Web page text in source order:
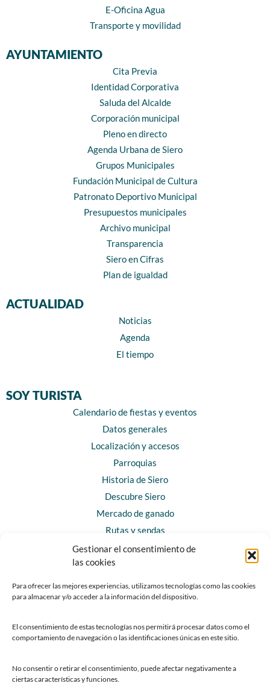
Gestionar el consentimiento de
las cookies
Para ofrecer las mejores experiencias, utilizamos tecnologías como las cookies
para almacenar y/o acceder a la información del dispositivo.
El consentimiento de estas tecnologías nos permitirá procesar datos como el
comportamiento de navegación o las identificaciones únicas en este sitio.
No consentir o retirar el consentimiento, puede afectar negativamente a
ciertas características y funciones.
E-Oficina Agua
Transporte y movilidad
AYUNTAMIENTO
Cita Previa
Identidad Corporativa
Saluda del Alcalde
Corporación municipal
Pleno en directo
Agenda Urbana de Siero
Grupos Municipales
Fundación Municipal de Cultura
Patronato Deportivo Municipal
Presupuestos municipales
Archivo municipal
Transparencia
Siero en Cifras
Plan de igualdad
ACTUALIDAD
Noticias
Agenda
El tiempo
SOY TURISTA
Calendario de fiestas y eventos
Datos generales
Localización y accesos
Parroquias
Historia de Siero
Descubre Siero
Mercado de ganado
Rutas y sendas
Horarios y contacto
Teléfonos de interés
Chatbot Siero
SEDES ELECTRÓNICAS
Sede del Ayuntamiento de Siero